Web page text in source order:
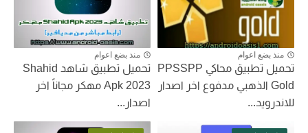
منذ بضع اعوام
تحميل تطبيق محاكي PPSSPP
Gold الذهبي مدفوع اخر اصدار
للاندرويد...
منذ بضع اعوام
تحميل تطبيق شاهد Shahid
Apk 2023 مهكر مجاناً اخر
اصدار...